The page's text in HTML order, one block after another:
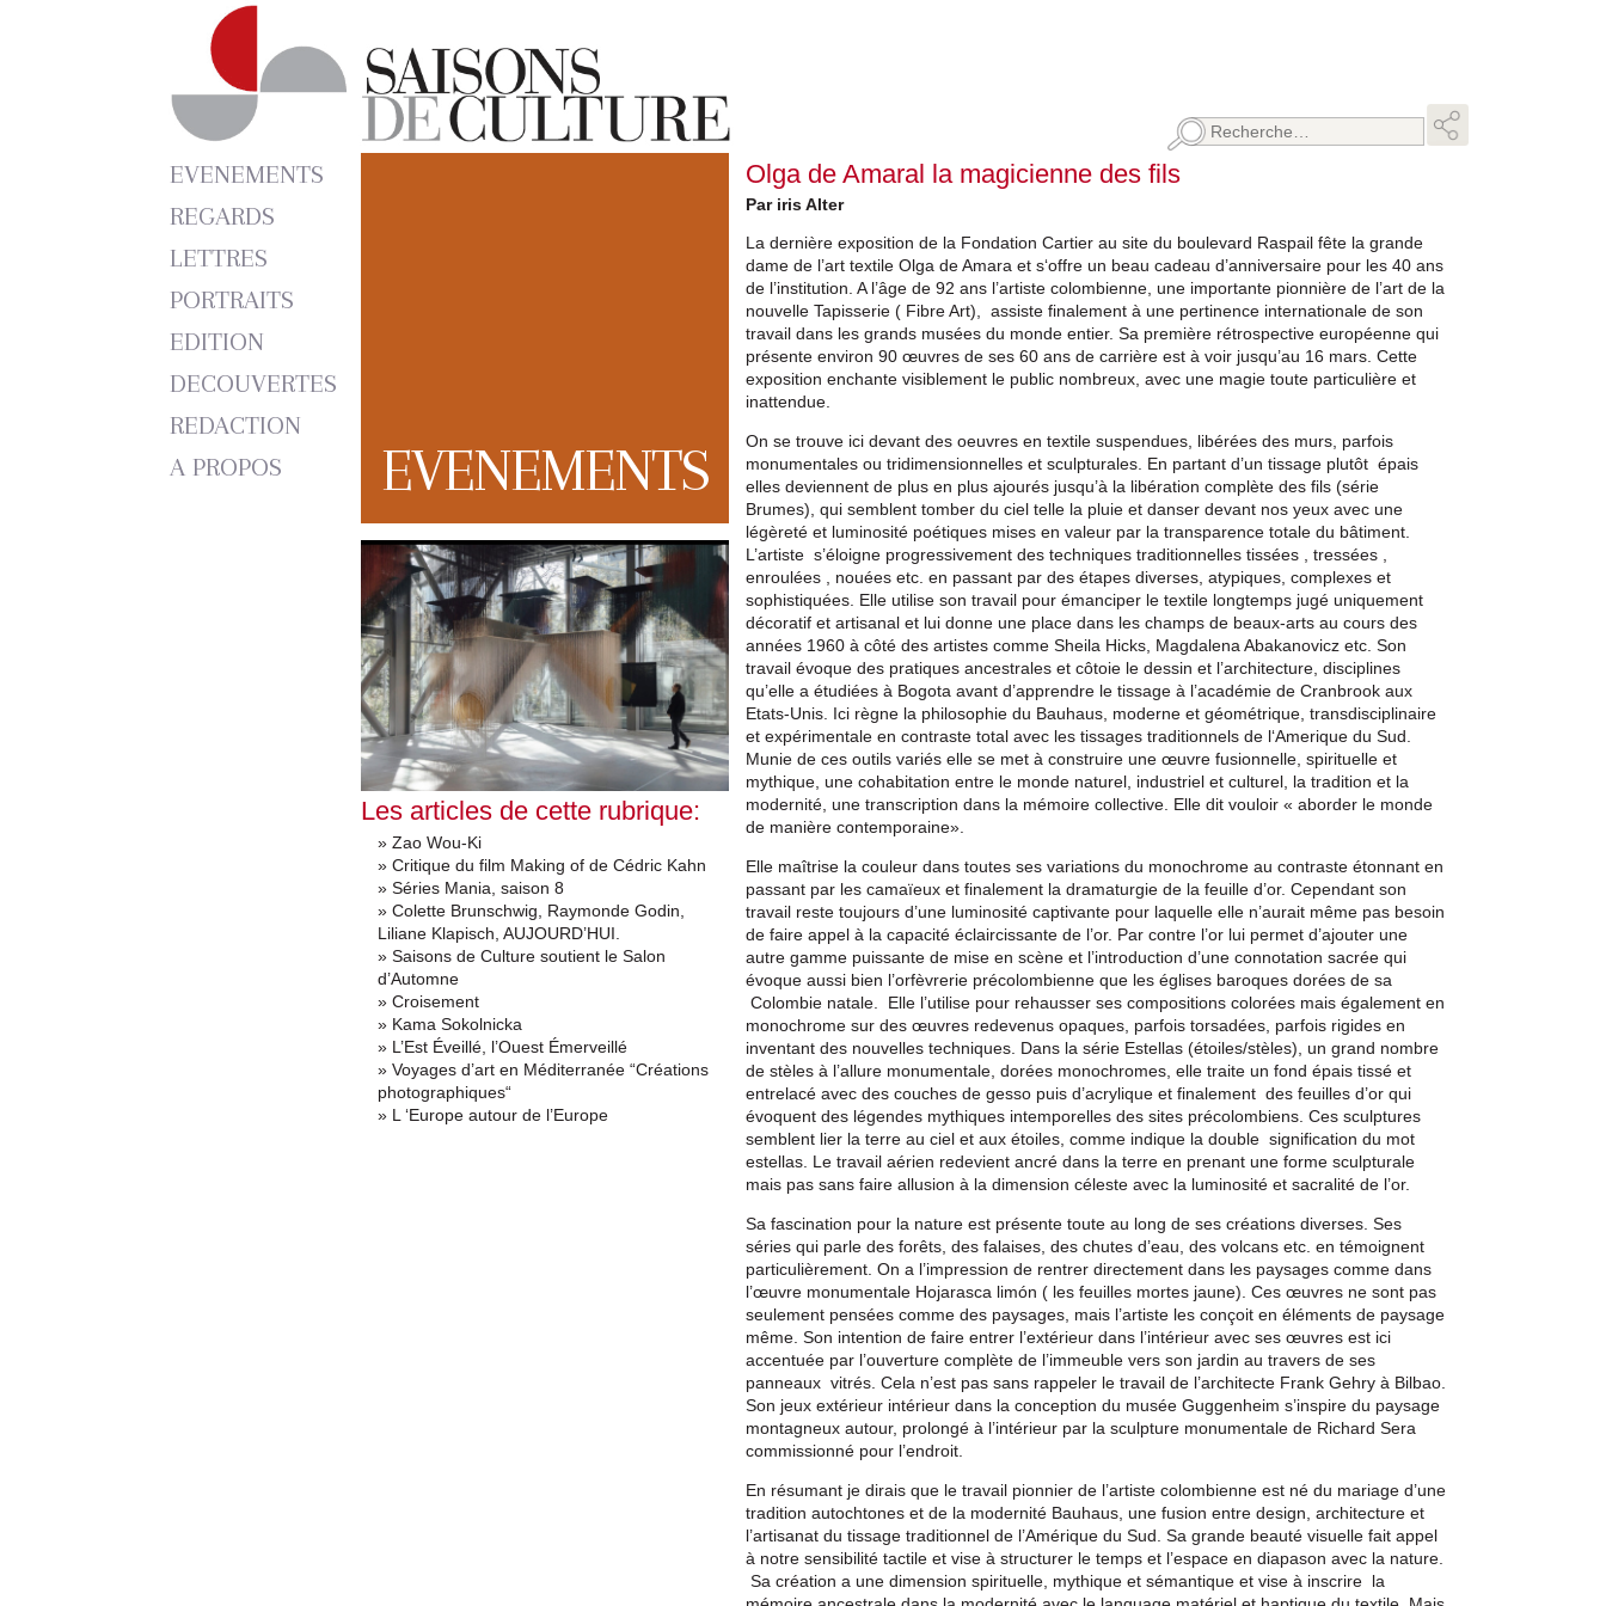
Rechercher :
EVENEMENTS
REGARDS
LETTRES
PORTRAITS
EDITION
DECOUVERTES
REDACTION
A PROPOS
EVENEMENTS
Olga de Amaral la magicienne des fils
Par iris Alter
La dernière exposition de la Fondation Cartier au site du boulevard Raspail fête la grande
dame de l’art textile Olga de Amara et s‘offre un beau cadeau d’anniversaire pour les 40 ans
de l’institution. A l’âge de 92 ans l’artiste colombienne, une importante pionnière de l’art de la
nouvelle Tapisserie ( Fibre Art), assiste finalement à une pertinence internationale de son
travail dans les grands musées du monde entier. Sa première rétrospective européenne qui
présente environ 90 œuvres de ses 60 ans de carrière est à voir jusqu’au 16 mars.Cette
exposition enchante visiblement le public nombreux ,avec une magie toute particulière et
inattendue.
On se trouve ici devant des oeuvres en textile suspendues, libérées des murs, parfois
monumentales ou tridimensionnelles et sculpturales. En partant d’un tissage plutôt épais
elles deviennent de plus en plus ajourés jusqu’à la libération complète des fils (série
Brumes), qui semblent tomber du ciel telle la pluie et danser devant nos yeux avec une
légèreté et luminosité poétiques misesen valeur par la transparencetotaledu bâtiment.
L’artiste s’éloigne progressivement des techniques traditionnellestissées ,tressées
enroulées
nouéesetc. en passant par des étapesdiverses , atypiques, complexes et
sophistiquées. Elle utilise son travail pour émanciper le textile longtemps jugé uniquement
décoratif et artisanal et lui donne une place dans les champs de beaux-arts au cours des
années 1960 à côté des artistes comme Sheila Hicks, Magdalena Abakanovicz etc. Son
travail évoque des pratiques ancestrales etcôtoie le dessin et l’architecture, disciplines
qu’elle aétudiéesà Bogota avant d’apprendre le tissage à l’académie de Cranbrook aux
Etats-Unis. Ici règne la philosophie du Bauhaus, moderne et géométrique, transdisciplinaire
et expérimentale en contraste total avec les tissagestraditionnelsde l‘Amerique du Sud.
Munie de ces outils variés elle se met à construire une œuvre fusionnelle, spirituelle et
mythique, une cohabitation entre le monde naturel, industriel et culturel, la tradition et la
modernité, une transcription dans la mémoire collective. Elle dit vouloir « aborder le monde
de manière contemporaine».
Elle maîtrise la couleur dans toutes ses variations du monochrome au contraste étonnant en
passant par les camaïeux et finalement la dramaturgie de la feuilled’or. Cependant son
travail reste toujours d’une luminosité captivante pour laquelle elle n’aurait même pas besoin
de faire appel à la capacité éclaircissante de l’or. Par contre l’or lui permet d’ajouter une
autre gamme puissante de mise en scène et l’introduction d’une connotation sacrée qui
évoque aussi bien l’orfèvrerie précolombienne que les églises baroques dorées de sa
Colombie natale. Elle l’utilise pour rehausser ses compositions colorées mais également en
monochrome sur des œuvres redevenus opaques, parfoistorsadées, parfois rigides en
inventant des nouvelles techniques. Dans la série Estellas (étoiles/stèles), un grand nombre
de stèles à l’allure monumentale, dorées monochromes, elle traite un fond épais tissé et
entrelacé avec des couches de gesso puis d’acrylique et finalement des feuilles d’or qui
évoquent des légendes mythiques intemporelles des sites précolombiens. Ces sculptures
semblent lier la terre au ciel et aux étoiles, comme indique la double signification du mot
estellas. Le travail aérien redevient ancré dans la terre en prenant une forme sculpturale
mais pas sans faire allusion à la dimension céleste avec la luminosité et sacralité de l’or.
Sa fascination pour la nature est présente toute au long de ses créations diverses. Ses
séries qui parle des forêts, des falaises, des chutes d’eau, des volcans etc. en témoignent
particulièrement. On a l’impression de rentrer directement dans les paysages comme dans
l’œuvre monumentale Hojarasca limón ( les feuilles mortes jaune). Ces œuvres ne sont pas
seulement pensées comme des paysages, mais l’artiste les conçoit en éléments de paysage
même. Son intention de faire entrer l’extérieur dans l’intérieur avec ses œuvres est ici
accentuée par l’ouverture complète de l’immeuble vers son jardinautravers de ses
panneaux vitrés. Cela n’est pas sans rappeler le travail de l’architecte Frank Gehry à Bilbao.
Son jeux extérieur intérieur dans la conception du musée Guggenheim s’inspire du paysage
montagneux autour, prolongé à l’intérieur par la sculpture monumentale de Richard Sera
commissionné pour l’endroit.
En résumant je dirais que le travail pionnier de l’artiste colombienne est né du mariage d’une
tradition autochtones et de la modernité Bauhaus, une fusion entre design, architecture et
l’artisanat du tissage traditionnel de l’Amérique du Sud. Sa grande beauté visuelle fait appel
à notre sensibilité tactile et vise à structurer le temps et l’espace en diapason avec la nature.
Sa création a une dimension spirituelle, mythique et sémantique et vise à inscrire la
Les articles de cette rubrique:
» Zao Wou-Ki
» Critique du film Making of de Cédric Kahn
» Séries Mania, saison 8
» Colette Brunschwig, Raymonde Godin,
Liliane Klapisch, AUJOURD’HUI.
» Saisons de Culture soutient le Salon
d’Automne
» Croisement
» Kama Sokolnicka
» L’Est Éveillé, l’Ouest Émerveillé
» Voyages d’art en Méditerranée “Créations
photographiques“
» L ‘Europe autour de l’Europe